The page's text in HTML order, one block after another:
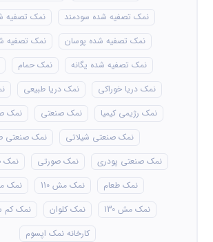
نمک تصفیه شده سودمند
نمک تصفیه
نمک تصفیه شده پوسان
نمک تصفیه
نمک تصفیه شده یگانه
نمک حمام
نمک دریا خوراکی
نمک دریا طبیعی
نمک رژیمی کیمیا
نمک صنعتی
نمک
نمک صنعتی شیلاتی
نمک صنعتی
نمک صنعتی پودری
نمک صورتی
نمک
نمک طعام
نمک مش 110
نمک مش
نمک مش 130
نمک کلوان
نمک کم
کارخانه نمک اپسوم